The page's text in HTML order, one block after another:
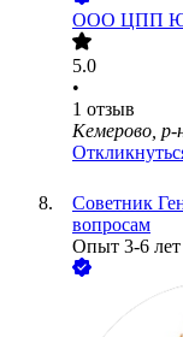
ООО ЦПП
5.0
•
1 отзыв
Кемерово,
Советник
вопросам
Опыт 3-6 лет